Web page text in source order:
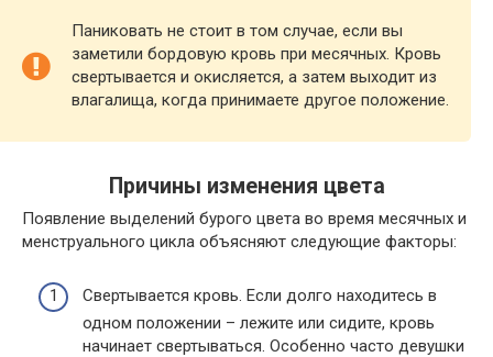
Паниковать не стоит в том случае, если вы
заметили бордовую кровь при месячных. Кровь
свертывается и окисляется, а затем выходит из
влагалища, когда принимаете другое положение.
Причины изменения цвета
Появление выделений бурого цвета во время месячных и
менструального цикла объясняют следующие факторы:
Свертывается кровь. Если долго находитесь в
одном положении – лежите или сидите, кровь
начинает свертываться. Особенно часто девушки